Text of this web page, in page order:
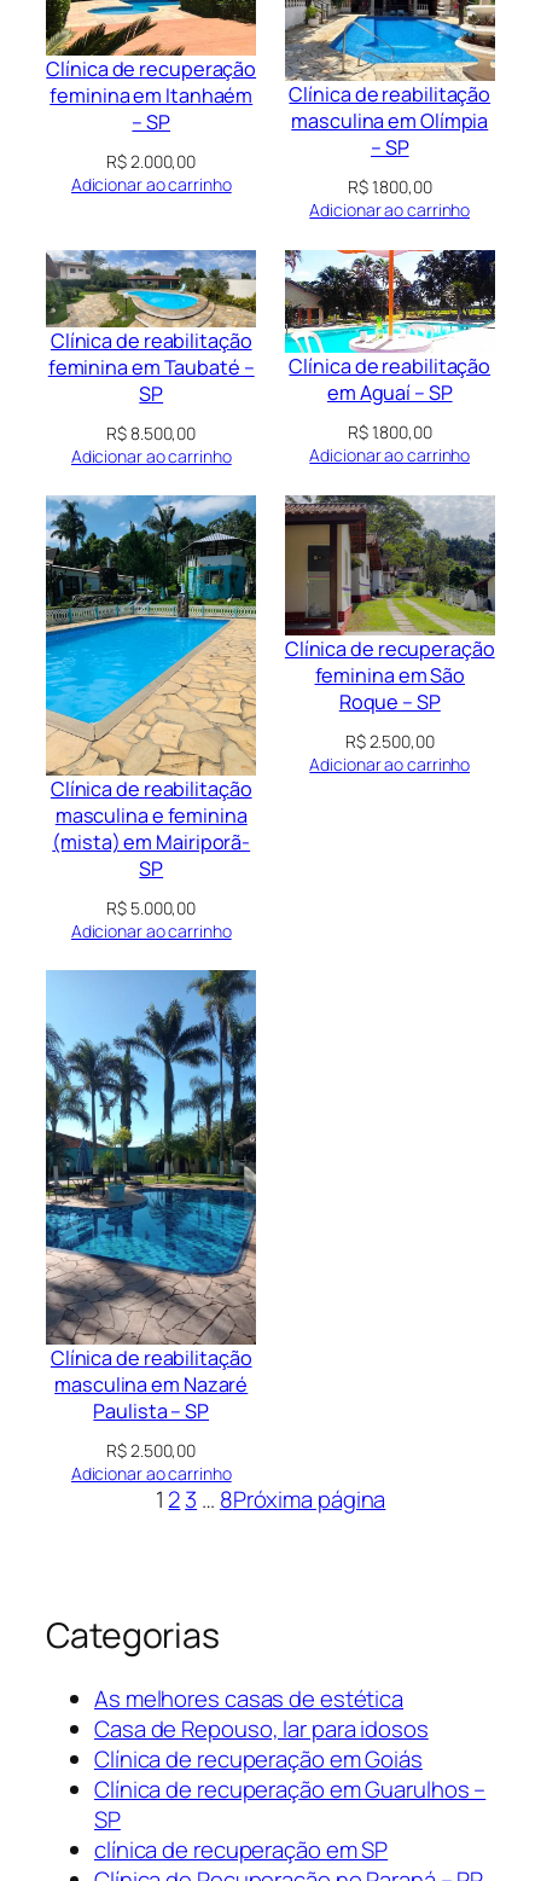
Clínica de recuperação
feminina em Itanhaém
– SP
R$2.000,00
Adicionar ao carrinho
Clínica de reabilitação
masculina em Olímpia
– SP
R$1.800,00
Adicionar ao carrinho
Clínica de reabilitação
feminina em Taubaté –
SP
R$8.500,00
Adicionar ao carrinho
Clínica de reabilitação
em Aguaí – SP
R$1.800,00
Adicionar ao carrinho
Clínica de reabilitação
masculina e feminina
(mista) em Mairiporã-
SP
R$ 5.000,00
Adicionar ao carrinho
Clínica de recuperação
feminina em São
Roque – SP
R$2.500,00
Adicionar ao carrinho
Clínica de reabilitação
masculina em Nazaré
Paulista – SP
R$2.500,00
Adicionar ao carrinho
1 23 … 8Próxima página
Categorias
As melhores casas de estética
Casa de Repouso, lar para idosos
Clínica de recuperação em Goiás
Clínica de recuperação em Guarulhos –
SP
clínica de recuperação em SP